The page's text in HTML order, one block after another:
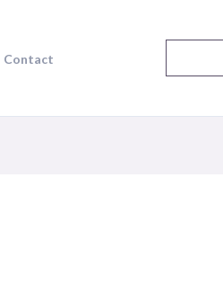
Contact